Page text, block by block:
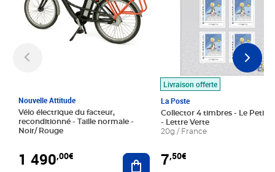
Nouvelle Attitude
Vélo électrique du facteur,
reconditionné - Taille normale -
Noir/ Rouge
1 490,00€ Ajouter au panier
Livraison offerte
La Poste
Collector 4 timbres - Le Petit
- Lettre Verte
20g / France
7,50€